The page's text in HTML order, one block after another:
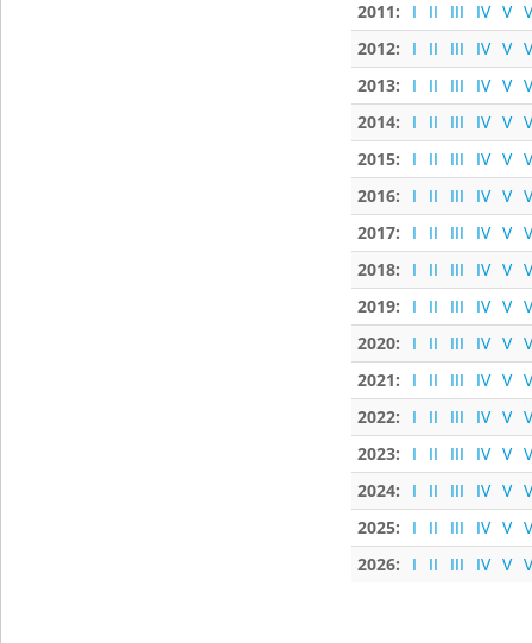
2011:
I II III IV V
2012:
I II III IV V
2013:
I II III IV V
2014:
I II III IV V
2015:
I II III IV V
2016:
I II III IV V
2017:
I II III IV V
2018:
I II III IV V
2019:
I II III IV V
2020:
I II III IV V
2021:
I II III IV V
2022:
I II III IV V
2023:
I II III IV V
2024:
I II III IV V
2025:
I II III IV V
2026:
I II III IV V